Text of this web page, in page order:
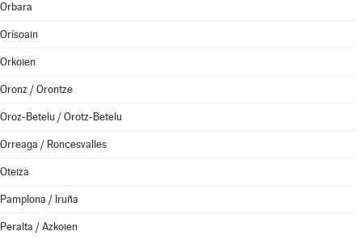
Orbara
Orísoain
Orkoien
Oronz / Orontze
Oroz-Betelu / Orotz-Betelu
Orreaga / Roncesvalles
Oteiza
Pamplona / Iruña
Peralta / Azkoien